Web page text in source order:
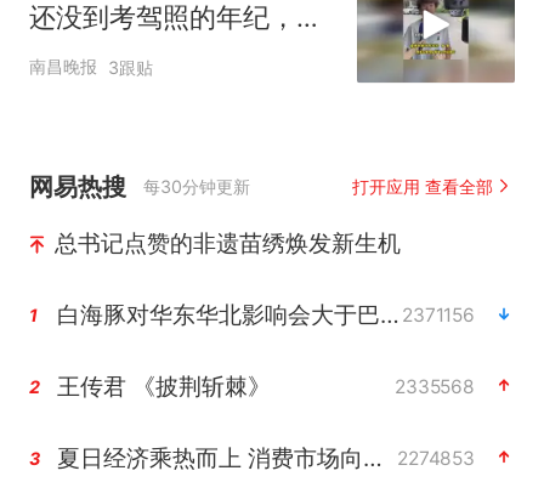
还没到考驾照的年纪，发
现红绿灯坏了，报警后开
始指挥交通
南昌晚报 3跟贴
网易热搜 每30分钟更新 打开应用 查看全部
总书记点赞的非遗苗绣焕发新生机
1 白海豚对华东华北影响会大于巴威 2371156
2 王传君 《披荆斩棘》 2335568
3 夏日经济乘热而上 消费市场向新而行 2274853